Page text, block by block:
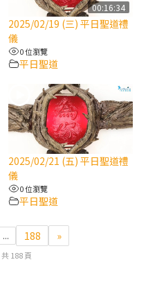
你做【將臨期避靜】—耶穌
在＝「厄瑪努爾」
帶你做【將臨期避靜】—耶穌
人的「接納」
你做【將臨期避靜】—「馬
帶你做【將臨期避靜】—「福
故事
帶你做【將臨期避靜】—匝凱
耶穌「走近」匝凱
00:16:34
2025/02/19 (三) 平日聖道禮
儀
0 位瀏覽
平日聖道
2025/02/21 (五) 平日聖道禮
儀
0 位瀏覽
平日聖道
... 188 »
188 頁